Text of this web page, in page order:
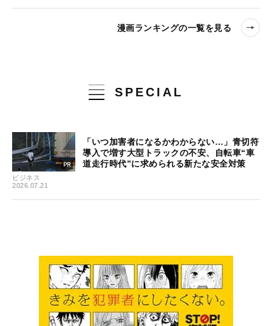
漫画ランキングの一覧を見る
SPECIAL
ビジネス
2026.07.21
「いつ加害者になるかわからない…」青切符
導入で増す大型トラックの不安、自転車“車
道走行時代”に求められる新たな安全対策